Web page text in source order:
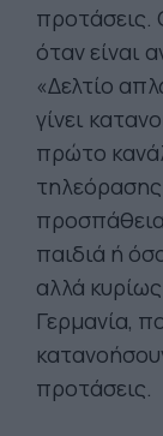
προτάσεις.
όταν είναι
«Δελτίο
γίνει
πρώτο
τηλεόρασης
παιδιά ή
αλλά
Γερμανία,
προτάσεις.